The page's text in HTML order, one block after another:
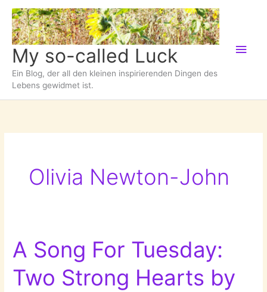
Zum
Inhalt
springen
My so-called Luck
Ein Blog, der all den kleinen inspirierenden Dingen des
Lebens gewidmet ist.
Olivia Newton-John
A Song For Tuesday:
Two Strong Hearts by